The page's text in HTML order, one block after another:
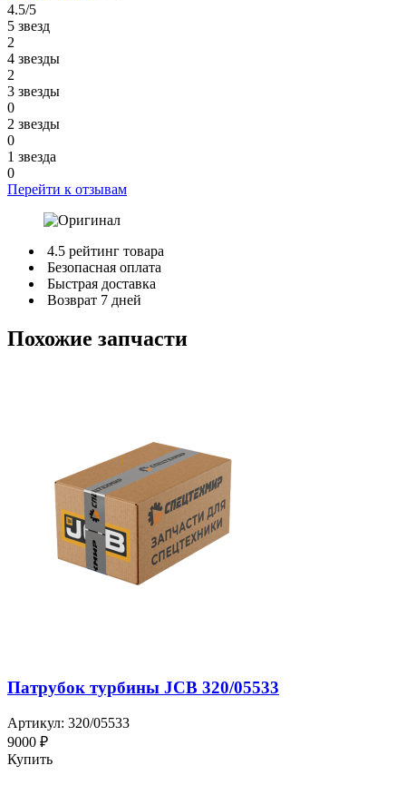
4.5/5
5 звезд
2
4 звезды
2
3 звезды
0
2 звезды
0
1 звезда
0
Перейти к отзывам
4.5 рейтинг товара
Безопасная оплата
Быстрая доставка
Возврат 7 дней
Похожие запчасти
Патрубок турбины JCB 320/05533
Артикул: 320/05533
9000 ₽
Купить